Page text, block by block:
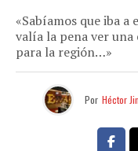
«Sabíamos que iba
valía la pena ver
para la región…»
Por Héctor